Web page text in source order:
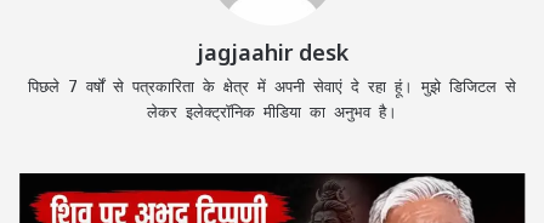
jagjaahir desk
पिछले 7 वर्षों से पत्रकारिता के क्षेत्र में अपनी सेवाएं दे रहा हूं। मुझे डिजिटल से
लेकर इलेक्ट्रॉनिक मीडिया का अनुभव है।